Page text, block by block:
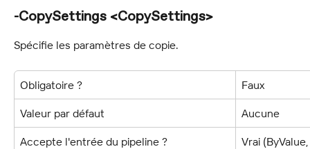
-CopySettings <CopySettings>
Spécifie les paramètres de copie.
Obligatoire ? Faux
Valeur par défaut Aucune
Accepte l'entrée du pipeline ? Vrai